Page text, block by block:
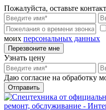
Пожалуйста, оставьте
моих персональных данных
Перезвоните мне
Узнать цену
Даю согласие на обработку
Отправить